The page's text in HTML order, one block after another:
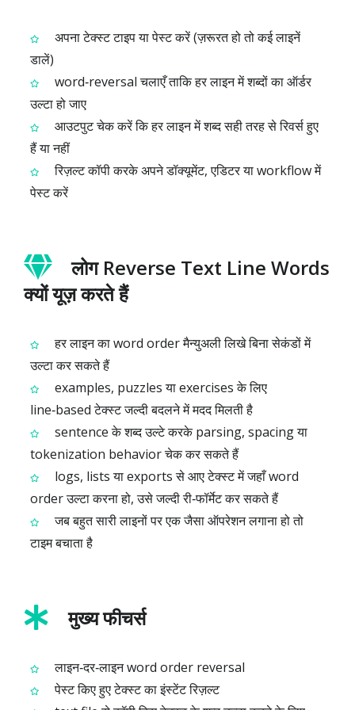
अपना टेक्स्ट टाइप या पेस्ट करें (ज़रूरत हो तो कई लाइनें
डालें)
word‑reversal चलाएँ ताकि हर लाइन में शब्दों का ऑर्डर
उल्टा हो जाए
आउटपुट चेक करें कि हर लाइन में शब्द सही तरह से रिवर्स हुए
हैं या नहीं
रिज़ल्ट कॉपी करके अपने डॉक्यूमेंट, एडिटर या workflow में
पेस्ट करें
लोग Reverse Text Line Words
क्यों यूज़ करते हैं
हर लाइन का word order मैन्युअली लिखे बिना सेकंडों में
उल्टा कर सकते हैं
examples, puzzles या exercises के लिए
line‑based टेक्स्ट जल्दी बदलने में मदद मिलती है
sentence के शब्द उल्टे करके parsing, spacing या
tokenization behavior चेक कर सकते हैं
logs, lists या exports से आए टेक्स्ट में जहाँ word
order उल्टा करना हो, उसे जल्दी री‑फॉर्मेट कर सकते हैं
जब बहुत सारी लाइनों पर एक जैसा ऑपरेशन लगाना हो तो
टाइम बचाता है
मुख्य फीचर्स
लाइन‑दर‑लाइन word order reversal
पेस्ट किए हुए टेक्स्ट का इंस्टेंट रिज़ल्ट